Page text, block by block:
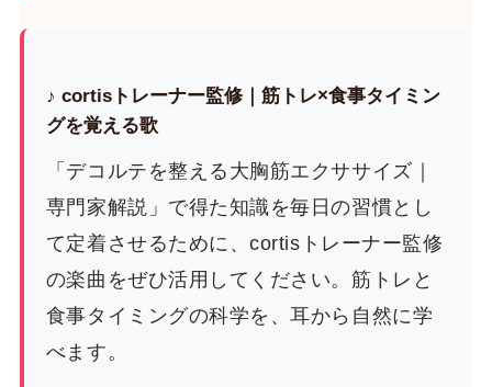
♪ cortisトレーナー監修｜筋トレ×食事タイミン
グを覚える歌
「デコルテを整える大胸筋エクササイズ｜
専門家解説」で得た知識を毎日の習慣とし
て定着させるために、cortisトレーナー監修
の楽曲をぜひ活用してください。筋トレと
食事タイミングの科学を、耳から自然に学
べます。